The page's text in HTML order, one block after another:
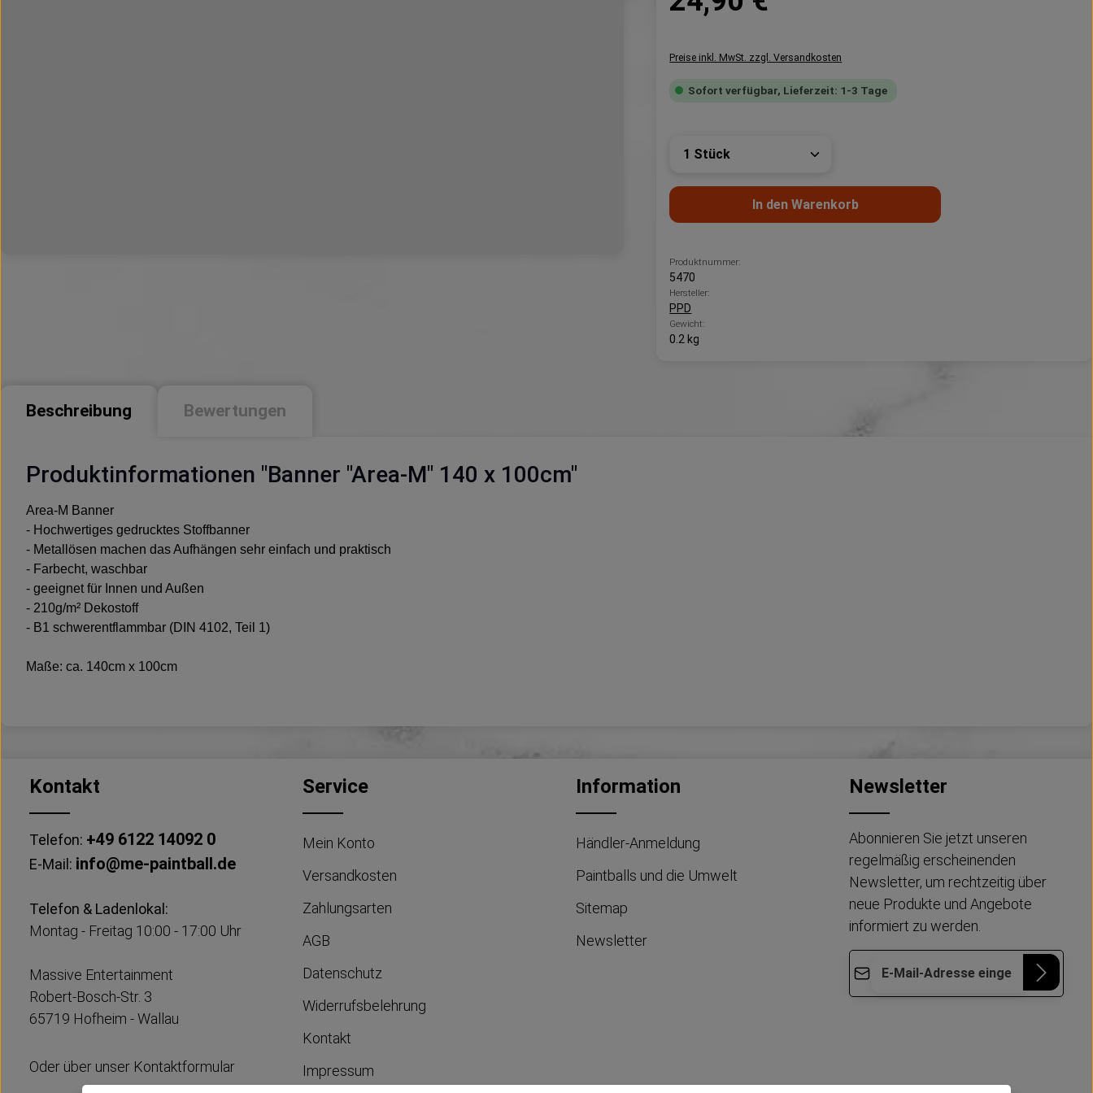
Preise inkl. MwSt. zzgl. Versandkosten
Sofort verfügbar, Lieferzeit: 1-3 Tage
Produkt Anzahl: Gib den gewünschten Wert
In den Warenkorb
Produktnummer:
5470
Hersteller:
PPD
Gewicht:
0.2 kg
Beschreibung Bewertungen
Produktinformationen "Banner "Area-M" 140 x 100cm"
Area-M Banner
- Hochwertiges gedrucktes Stoffbanner
- Metallösen machen das Aufhängen sehr einfach und praktisch
- Farbecht, waschbar
- geeignet für Innen und Außen
- 210g/m² Dekostoff
- B1 schwerentflammbar (DIN 4102, Teil 1)
Maße: ca. 140cm x 100cm
Kontakt
Telefon: +49 6122 14092 0
E-Mail: info@me-paintball.de
Telefon & Ladenlokal:
Montag - Freitag 10:00 - 17:00 Uhr
Massive Entertainment
Robert-Bosch-Str. 3
65719 Hofheim - Wallau
Oder über unser Kontaktformular
Service
Mein Konto
Versandkosten
Zahlungsarten
AGB
Datenschutz
Widerrufsbelehrung
Kontakt
Impressum
Information
Händler-Anmeldung
Paintballs und die Umwelt
Sitemap
Newsletter
Newsletter
Abonnieren Sie jetzt unseren
regelmäßig erscheinenden
Newsletter, um rechtzeitig über
neue Produkte und Angebote
informiert zu werden.
gelesen und bin mit ihnen